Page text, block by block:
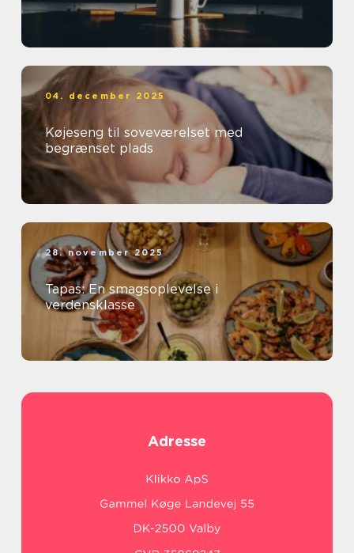
04. december 2025
Køjeseng til soveværelset med
begrænset plads
28. november 2025
Tapas: En smagsoplevelse i
verdensklasse
Adresse